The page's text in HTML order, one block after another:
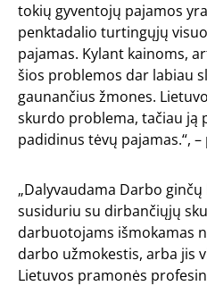
tokių gyventojų pajamos
penktadalio turtingųjų
pajamas. Kylant kainoms,
šios problemos dar labiau
gaunančius žmones.
skurdo problema, tačiau ją
padidinus tėvų pajamas.“, –
„Dalyvaudama Darbo
susiduriu su dirbančiųjų
darbuotojams išmokamas
darbo užmokestis, arba jis
Lietuvos pramonės